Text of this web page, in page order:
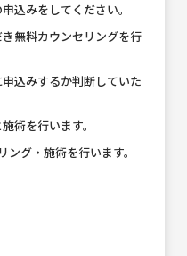
込みをしてください。
無料カウンセリングを行
込みするか判断していた
術を行います。
グ・施術を行います。